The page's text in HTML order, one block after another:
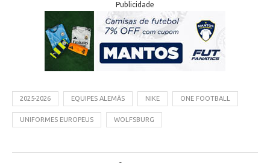
Publicidade
2025-2026 EQUIPES ALEMÃS NIKE ONE FOOTBALL
UNIFORMES EUROPEUS WOLFSBURG